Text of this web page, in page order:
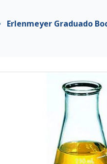
Erlenmeyer Graduado